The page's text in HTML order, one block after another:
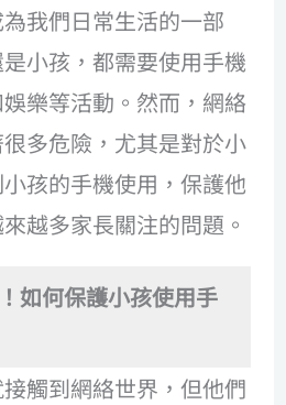
我們日常生活的一部
小孩，都需要使用手機
樂等活動。然而，網絡
多危險，尤其是對於小
孩的手機使用，保護他
越多家長關注的問題。
如何保護小孩使用手
觸到網絡世界，但他們